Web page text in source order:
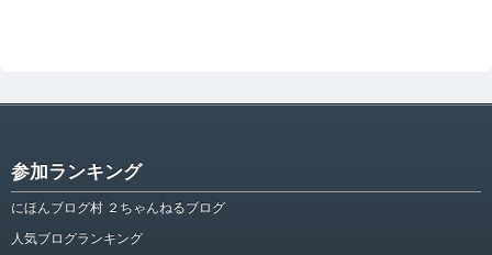
参加ランキング
にほんブログ村 ２ちゃんねるブログ
人気ブログランキング